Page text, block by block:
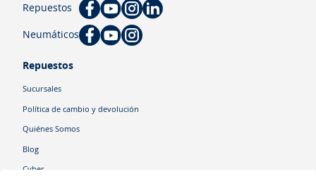
Repuestos
Neumáticos
Repuestos
Sucursales
Política de cambio y devolución
Quiénes Somos
Blog
Cyber